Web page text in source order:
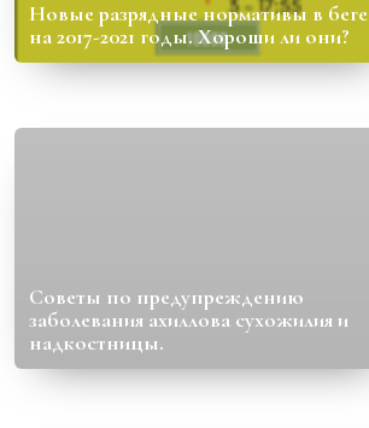
Новые разрядные нормативы в беге
на 2017-2021 годы. Хороши ли они?
Советы по предупреждению
заболевания ахиллова сухожилия и
надкостницы.